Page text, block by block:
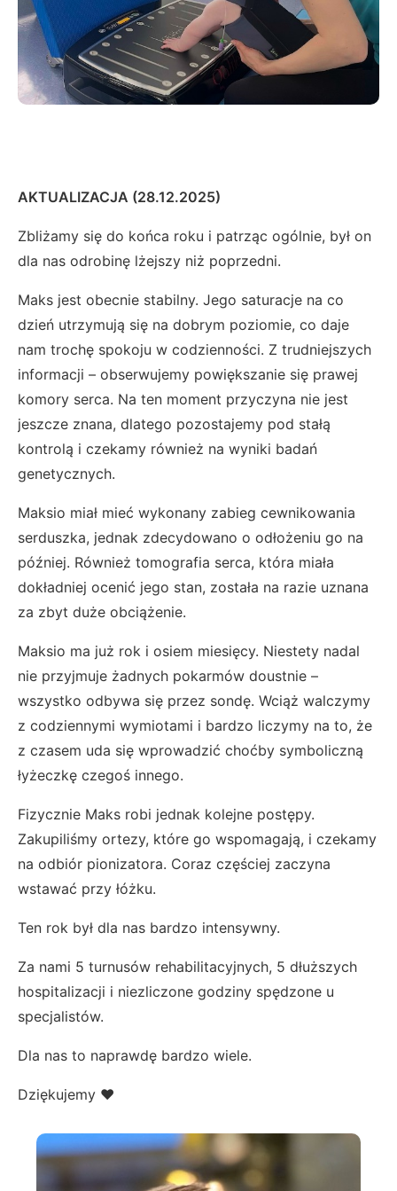
AKTUALIZACJA (28.12.2025)
Zbliżamy się do końca roku i patrząc ogólnie, był on
dla nas odrobinę lżejszy niż poprzedni.
Maks jest obecnie stabilny. Jego saturacje na co
dzień utrzymują się na dobrym poziomie, co daje
nam trochę spokoju w codzienności. Z trudniejszych
informacji – obserwujemy powiększanie się prawej
komory serca. Na ten moment przyczyna nie jest
jeszcze znana, dlatego pozostajemy pod stałą
kontrolą i czekamy również na wyniki badań
genetycznych.
Maksio miał mieć wykonany zabieg cewnikowania
serduszka, jednak zdecydowano o odłożeniu go na
później. Również tomografia serca, która miała
dokładniej ocenić jego stan, została na razie uznana
za zbyt duże obciążenie.
Maksio ma już rok i osiem miesięcy. Niestety nadal
nie przyjmuje żadnych pokarmów doustnie –
wszystko odbywa się przez sondę. Wciąż walczymy
z codziennymi wymiotami i bardzo liczymy na to, że
z czasem uda się wprowadzić choćby symboliczną
łyżeczkę czegoś innego.
Fizycznie Maks robi jednak kolejne postępy.
Zakupiliśmy ortezy, które go wspomagają, i czekamy
na odbiór pionizatora. Coraz częściej zaczyna
wstawać przy łóżku.
Ten rok był dla nas bardzo intensywny.
Za nami 5 turnusów rehabilitacyjnych, 5 dłuższych
hospitalizacji i niezliczone godziny spędzone u
specjalistów.
Dla nas to naprawdę bardzo wiele.
Dziękujemy ❤️